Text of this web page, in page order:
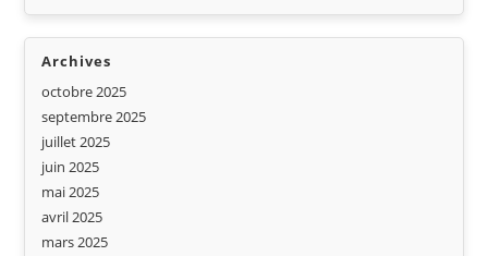
Archives
octobre 2025
septembre 2025
juillet 2025
juin 2025
mai 2025
avril 2025
mars 2025